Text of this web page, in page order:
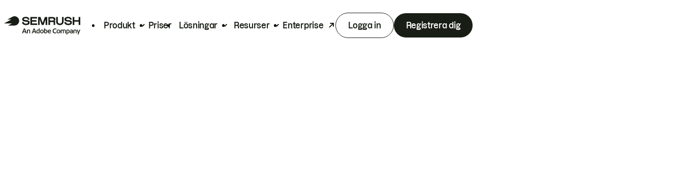
Produkt Priser Lösningar Resurser Enterprise Logga in Registrera dig